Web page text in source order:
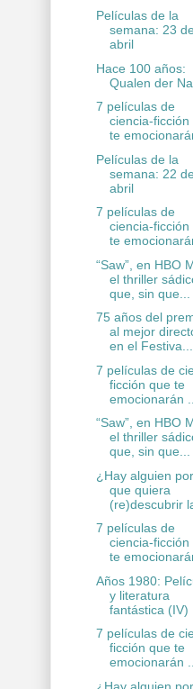
Películas de la
semana: 23 de
abril
Hace 100 años:
Qualen der
7 películas de
ciencia-ficción
te
Películas de la
semana: 22 de
abril
7 películas de
ciencia-ficción
te
“Saw”, en HBO
el thriller
que, sin que...
75 años del
al mejor
en el Festiva...
7 películas de
ficción que te
emocionarán ...
“Saw”, en HBO
el thriller
que, sin que...
¿Hay alguien
que quiera
(re)descubrir
7 películas de
ciencia-ficción
te
Años 1980:
y literatura
fantástica (IV)
7 películas de
ficción que te
emocionarán